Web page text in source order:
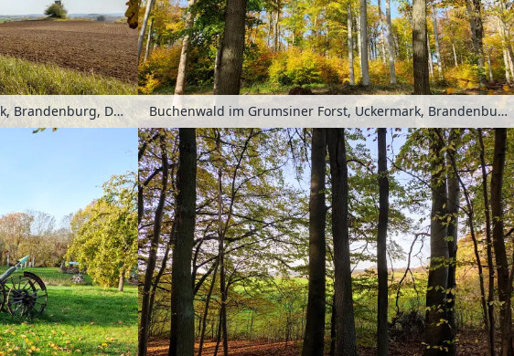
Felder am Grumsiner Forst, Uckermark, Brandenburg, Deutschland Buchenwald im Grumsiner Forst, Uckermark, Brandenburg, Deutschland